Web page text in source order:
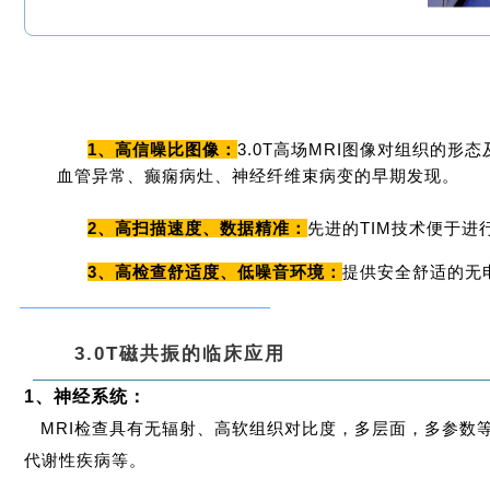
1、高信噪比图像： 3.0T高场MRI图像对组织的形态
血管异常、癫痫病灶、神经纤维束病变的早期发现。
2、高扫描速度、数据精准： 先进的TIM技术便于进
3、高检查舒适度、低噪音环境： 提供安全舒适的无
3.0T磁共振的临床应用
1、神经系统：
MRI检查具有无辐射、高软组织对比度，多层面，多参数
代谢性疾病等。